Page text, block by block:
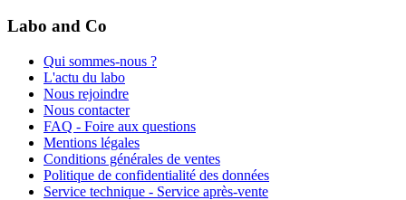
Labo and Co
Qui sommes-nous ?
L'actu du labo
Nous rejoindre
Nous contacter
FAQ - Foire aux questions
Mentions légales
Conditions générales de ventes
Politique de confidentialité des données
Service technique - Service après-vente